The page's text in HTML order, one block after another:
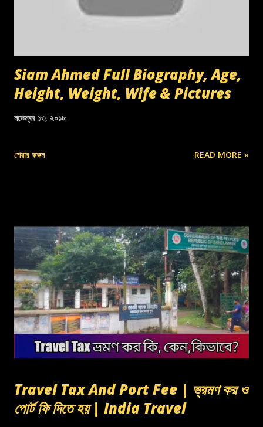
Siam Ahmed Full Biography, Age,
Height, Weight, Wife & Pictures
নভেম্বর ১৩, ২০১৮
শেয়ার করুন READ MORE »
Travel Tax And Port Fee | ভ্রমণ কর ও
পোর্ট ফি দিতে হয় | India Travel